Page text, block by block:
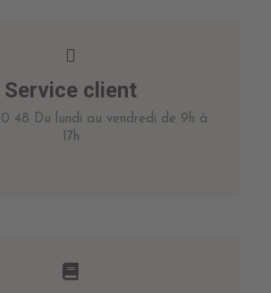
Service client
48 Du lundi au vendredi de 9h à
17h